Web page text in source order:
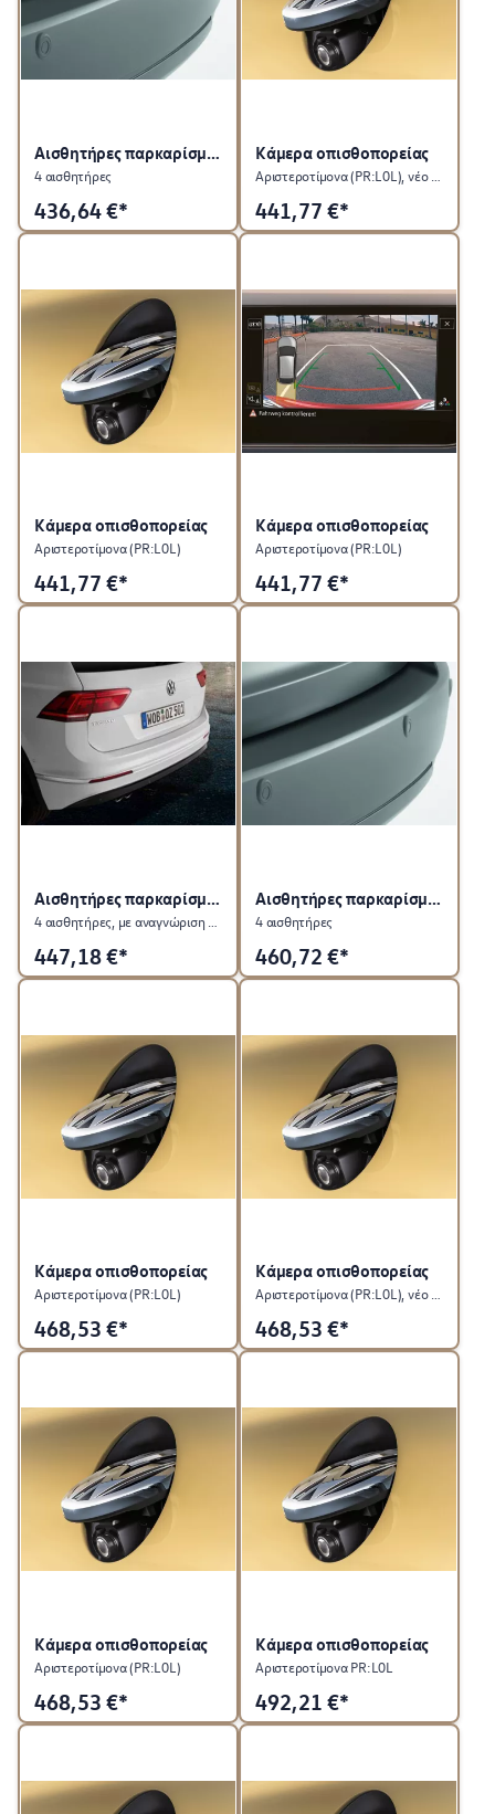
Αισθητήρες παρκαρίσματος, πίσω
4 αισθητήρες
436,64€*
Κάμερα οπισθοπορείας
441,77 €*
Κάμερα οπισθοπορείας
Αριστεροτίμονα (PR:L0L)
441,77 €*
Κάμερα οπισθοπορείας
Αριστεροτίμονα (PR:L0L)
441,77 €*
Αισθητήρες παρκαρίσματος, πίσω
447,18€*
Αισθητήρες παρκαρίσματος, πίσω
4 αισθητήρες
460,72 €*
Κάμερα οπισθοπορείας
Αριστεροτίμονα (PR:L0L)
468,53 €*
Κάμερα οπισθοπορείας
Αριστεροτίμονα (PR:L0L), νέο λογότυπο VW
468,53 €*
Κάμερα οπισθοπορείας
Αριστεροτίμονα (PR:L0L)
468,53 €*
Κάμερα οπισθοπορείας
Αριστεροτίμονα PR:L0L
492,21 €*